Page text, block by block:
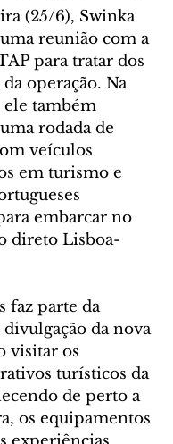
(25/6), Swinka
reunião com a
para tratar dos
operação. Na
ele também
rodada de
veículos
em turismo e
embarcar no
direto Lisboa-
faz parte da
divulgação da nova
visitar os
turísticos da
de perto a
os equipamentos